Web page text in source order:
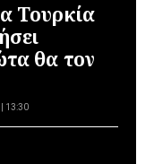
Τουρκία
θα τον
13:30